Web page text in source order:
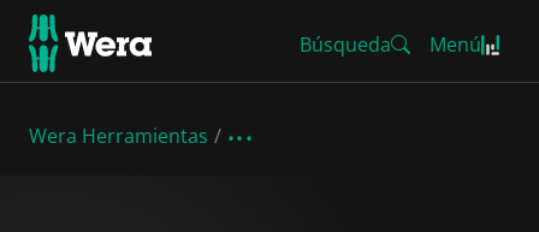
Búsqueda Menú
Wera Herramientas